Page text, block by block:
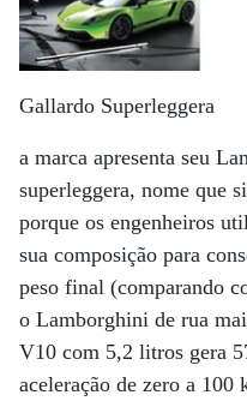
Gallardo Superleggera
a marca apresenta seu
superleggera, nome que
porque os engenheiros
sua composição para
peso final (comparando
o Lamborghini de rua
V10 com 5,2 litros gera
aceleração de zero a 100